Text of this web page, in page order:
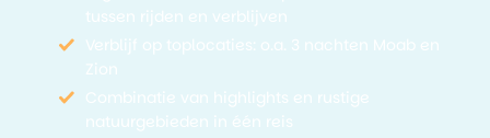
tussen rijden en verblijven
Verblijf op toplocaties: o.a. 3 nachten Moab en
Zion
Combinatie van highlights en rustige
natuurgebieden in één reis